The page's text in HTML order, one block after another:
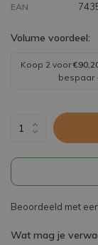
EAN
Volume voordeel:
Koop 2 voor
bespaar
Beoordeeld met
Wat mag je